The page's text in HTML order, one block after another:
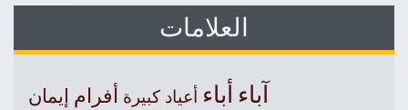
العلامات
آباءأباء أعياد كبيرة أفرام إيمان